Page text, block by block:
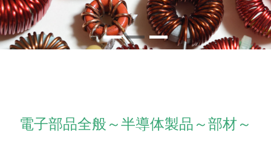
電子部品全般～半導体製品～部材～